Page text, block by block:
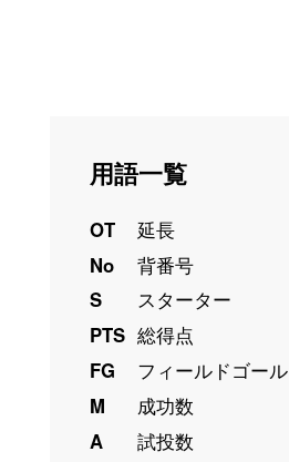
用語一覧
OT
延長
No
背番号
S
スターター
PTS 総得点
FG
フィールドゴール
M
成功数
A
試投数